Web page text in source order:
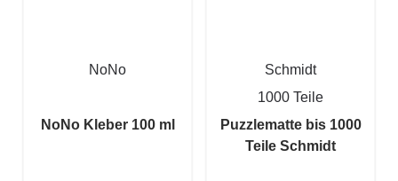
NoNo
NoNo Kleber 100 ml
Schmidt
1000 Teile
Puzzlematte bis 1000
Teile Schmidt